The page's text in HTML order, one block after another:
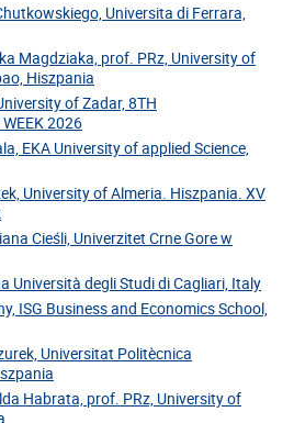
Universita di Ferrara,
Magdziaka, prof. PRz, University of
Hiszpania
of Zadar, 8TH
2026
EKA University of applied Science,
University of Almeria. Hiszpania. XV
Cieśli, Univerzitet Crne Gore w
Università degli Studi di Cagliari, Italy
ISG Business and Economics School,
Universitat Politècnica
Habrata, prof. PRz, University of